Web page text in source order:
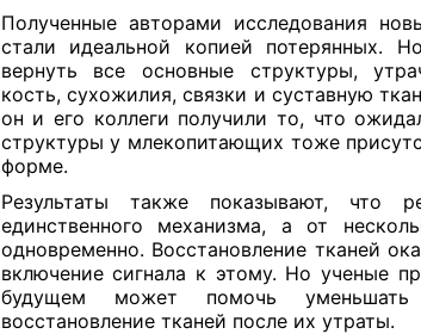
Полученные авторами исследования
стали идеальной копией потерянных.
вернуть все основные структуры,
кость, сухожилия, связки и суставную
он и его коллеги получили то, что
структуры у млекопитающих тоже
форме.
Результаты также показывают, что
единственного механизма, а от
одновременно. Восстановление тканей
включение сигнала к этому. Но ученые
будущем может помочь
восстановление тканей после их утраты.